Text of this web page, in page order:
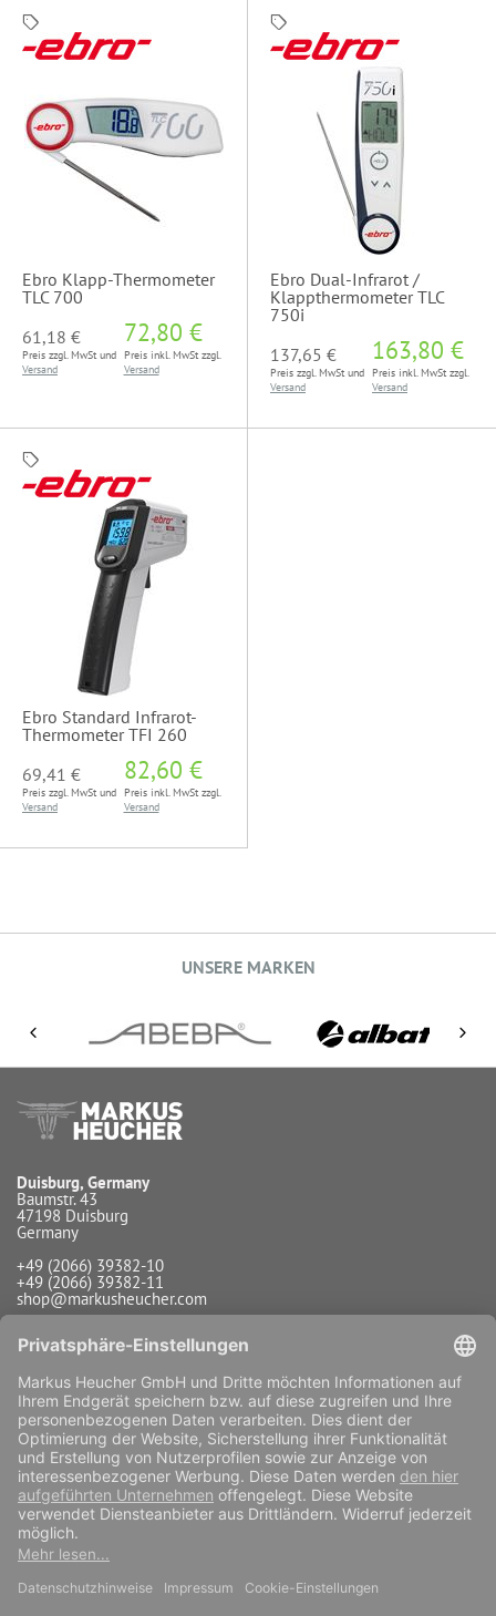
Ebro Klapp-Thermometer
TLC 700
61,18 €
Preis zzgl. MwSt und
Versand
72,80 €
Preis inkl. MwSt zzgl.
Versand
Ebro Dual-Infrarot /
Klappthermometer TLC
750i
137,65 €
Preis zzgl. MwSt und
Versand
163,80 €
Preis inkl. MwSt zzgl.
Versand
Ebro Standard Infrarot-
Thermometer TFI 260
69,41 €
Preis zzgl. MwSt und
Versand
82,60 €
Preis inkl. MwSt zzgl.
Versand
UNSERE MARKEN
Duisburg, Germany
Baumstr. 43
47198 Duisburg
Germany
+49 (2066) 39382-10
+49 (2066) 39382-11
shop@markusheucher.com
Info / Service
Zahlungsarten
Versandarten